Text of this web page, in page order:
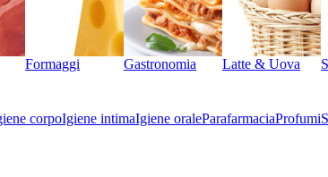
Formaggi Gastronomia Latte & Uova
corpoIgiene intimaIgiene oraleParafarmaciaProfumi